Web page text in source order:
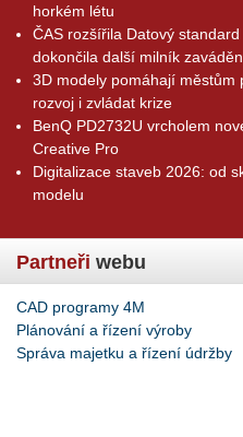
horkém létu
ČAS rozšířila Datový standard
dokončila další milník
3D modely pomáhají městům
rozvoj i zvládat krize
BenQ PD2732U vrcholem
Creative Pro
Digitalizace staveb 2026: od
modelu
Partneři webu
CAD programy 4M
Plánování a řízení výroby
Správa majetku a řízení údržby